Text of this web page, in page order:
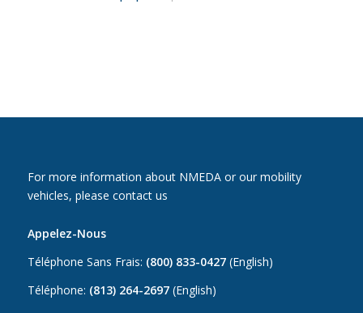
For more information about NMEDA or our mobility
vehicles, please contact us
Appelez-Nous
Téléphone Sans Frais: (800) 833-0427(English)
Téléphone: (813) 264-2697(English)